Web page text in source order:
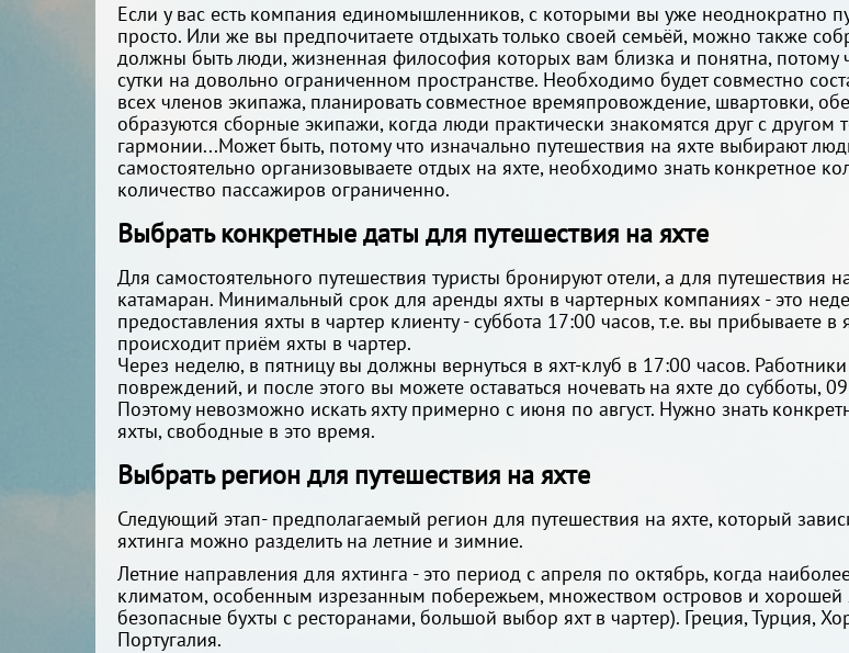
Если у вас есть компания единомышленников, с которыми вы уже неоднократно
просто. Или же вы предпочитаете отдыхать только своей семьёй, можно также
должны быть люди, жизненная философия которых вам близка и понятна, потому
сутки на довольно ограниченном пространстве. Необходимо будет совместно
всех членов экипажа, планировать совместное времяпровождение, швартовки,
образуются сборные экипажи, когда люди практически знакомятся друг с
гармонии...Может быть, потому что изначально путешествия на яхте выбирают
самостоятельно организовываете отдых на яхте, необходимо знать конкретное
количество пассажиров ограниченно.
Выбрать конкретные даты для путешествия на яхте
Для самостоятельного путешествия туристы бронируют отели, а для путешествия
катамаран. Минимальный срок для аренды яхты в чартерных компаниях - это
предоставления яхты в чартер клиенту - суббота 17:00 часов, т.е. вы прибываете
происходит приём яхты в чартер.
Через неделю, в пятницу вы должны вернуться в яхт-клуб в 17:00 часов.
повреждений, и после этого вы можете оставаться ночевать на яхте до субботы,
Поэтому невозможно искать яхту примерно с июня по август. Нужно знать
яхты, свободные в это время.
Выбрать регион для путешествия на яхте
Следующий этап- предполагаемый регион для путешествия на яхте, который
яхтинга можно разделить на летние и зимние.
Летние направления для яхтинга - это период с апреля по октябрь, когда
климатом, особенным изрезанным побережьем, множеством островов и
безопасные бухты с ресторанами, большой выбор яхт в чартер). Греция, Турция,
Португалия.